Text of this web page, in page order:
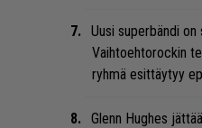
Uusi superbändi
Vaihtoehtorockin
ryhmä esittäytyy
Glenn Hughes